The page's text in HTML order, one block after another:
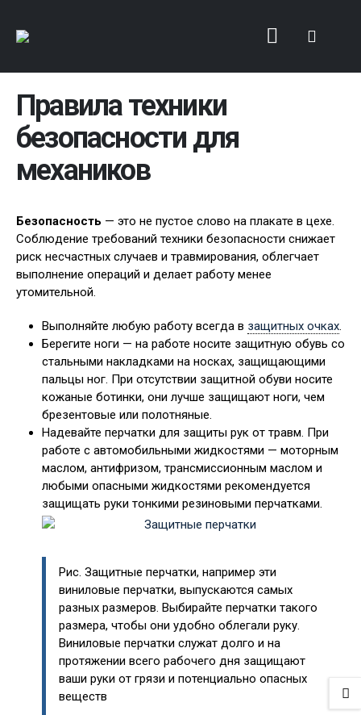
Правила техники
безопасности для
механиков
Безопасность — это не пустое слово на плакате в цехе.
Соблюдение требований техники безопасности снижает
риск несчастных случаев и травмирования, облегчает
выполнение операций и делает работу менее
утомительной.
Выполняйте любую работу всегда в защитных очках.
Берегите ноги — на работе носите защитную обувь со
стальными накладками на носках, защищающими
пальцы ног. При отсутствии защитной обуви носите
кожаные ботинки, они лучше защищают ноги, чем
брезентовые или полотняные.
Надевайте перчатки для защиты рук от травм. При
работе с автомобильными жидкостями — моторным
маслом, антифризом, трансмиссионным маслом и
любыми опасными жидкостями рекомендуется
защищать руки тонкими резиновыми перчатками.
Рис. Защитные перчатки, например эти
виниловые перчатки, выпускаются самых
разных размеров. Выбирайте перчатки такого
размера, чтобы они удобно облегали руку.
Виниловые перчатки служат долго и на
протяжении всего рабочего дня защищают
ваши руки от грязи и потенциально опасных
веществ